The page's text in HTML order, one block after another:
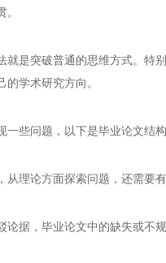
是突破普通的思维方式。
学术研究方向。
些问题，以下是毕业论文结
理论方面探索问题，还需要
据，毕业论文中的缺失或不